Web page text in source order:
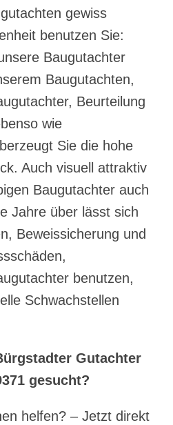
gewiss
benutzen Sie:
Baugutachter
Baugutachten,
Beurteilung
wie
Sie die hohe
Auch visuell attraktiv
Baugutachter auch
Jahre über lässt sich
Beweissicherung und
benutzen,
Schwachstellen
Gutachter
gesucht?
helfen? – Jetzt direkt